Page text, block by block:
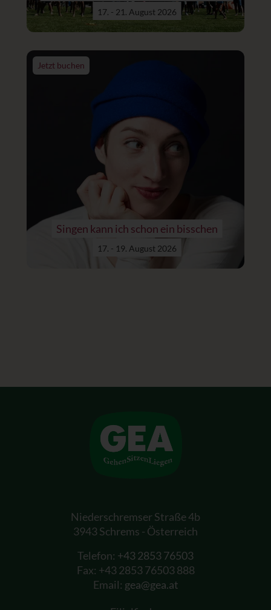
17. - 21. August 2026
Jetzt buchen
Singen kann ich schon ein bisschen
17. - 19. August 2026
Niederschremser Straße 4b
3943 Schrems - Österreich
Telefon: +43 2853 76503
Fax: +43 2853 76503 888
Email: gea@gea.at